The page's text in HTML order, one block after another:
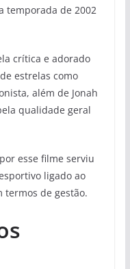
temporada de 2002
crítica e adorado
estrelas como
além de Jonah
qualidade geral
esse filme serviu
ligado ao
termos de gestão.